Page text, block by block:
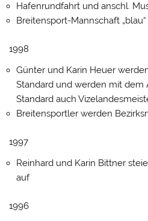
Hafenrundfahrt und anschl.
Breitensport-Mannschaft
1998
Günter und Karin Heuer
Standard und werden mit dem
Standard auch
Breitensportler werden
1997
Reinhard und Karin Bittner
auf
1996